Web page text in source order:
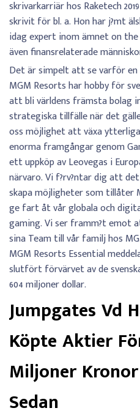
skrivarkarriär hos Raketech
skrivit för bl. a. Hon har j?mt
idag expert inom ämnet on
även finansrelaterade
Det är simpelt att se varför en
MGM Resorts har hobby för
att bli världens främsta bolag
strategiska tillfälle när det
oss möjlighet att växa
enorma framgångar genom
ett uppköp av Leovegas i
närvaro. Vi f?rv?ntar dig att
skapa möjligheter som tillåter
ge fart åt vår globala och
gaming. Vi ser framm?t emot
sina Team till vår familj hos
MGM Resorts Essential
slutfört förvärvet av de
604 miljoner dollar.
Jumpgates Vd
Köpte Aktier
Miljoner
Sedan